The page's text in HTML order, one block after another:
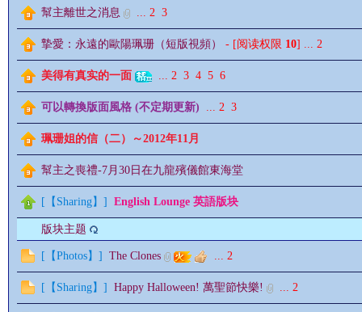
情
幫主離世之消息 ... 2 3
摯愛：永遠的歐陽珮珊（短版視頻） - [阅读权限 10] ... 2
美得有真实的一面 ... 2 3 4 5 6
可以轉換版面風格 (不定期更新) ... 2 3
珮珊姐的信（二）～2012年11月
幫主之喪禮-7月30日在九龍殯儀館東海堂
[ 【Sharing】 ] English Lounge 英語版块
版块主题
[ 【Photos】 ] The Clones ... 2
[ 【Sharing】 ] Happy Halloween! 萬聖節快樂! ... 2